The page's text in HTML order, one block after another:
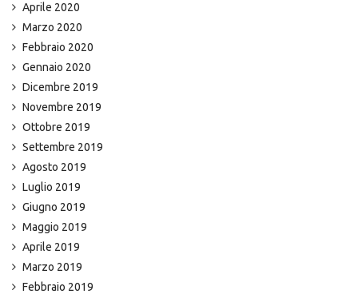
Aprile 2020
Marzo 2020
Febbraio 2020
Gennaio 2020
Dicembre 2019
Novembre 2019
Ottobre 2019
Settembre 2019
Agosto 2019
Luglio 2019
Giugno 2019
Maggio 2019
Aprile 2019
Marzo 2019
Febbraio 2019